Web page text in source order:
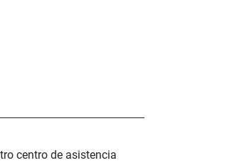
centro de asistencia